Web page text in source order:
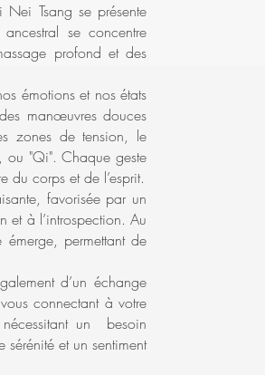
Tsang se présente
se concentre
profond et des
émotions et nos états
manœuvres douces
zones de tension, le
ou "Qi". Chaque geste
du corps et de l’esprit.
favorisée par un
et à l’introspection. Au
permettant de
d’un échange
connectant à votre
un besoin
et un sentiment